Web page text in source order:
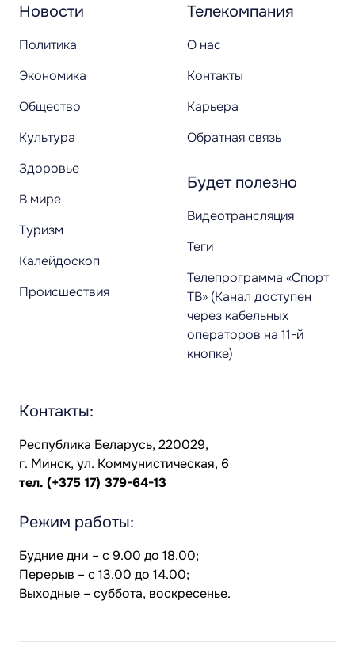
Новости
Политика
Экономика
Общество
Культура
Здоровье
В мире
Туризм
Калейдоскоп
Происшествия
Телекомпания
О нас
Контакты
Карьера
Обратная связь
Будет полезно
Видеотрансляция
Теги
Телепрограмма «Спорт
ТВ» (Канал доступен
через кабельных
операторов на 11-й
кнопке)
Контакты:
Республика Беларусь, 220029,
г. Минск, ул. Коммунистическая, 6
тел. (+375 17) 379-64-13
Режим работы:
Будние дни – с 9.00 до 18.00;
Перерыв – с 13.00 до 14.00;
Выходные – суббота, воскресенье.